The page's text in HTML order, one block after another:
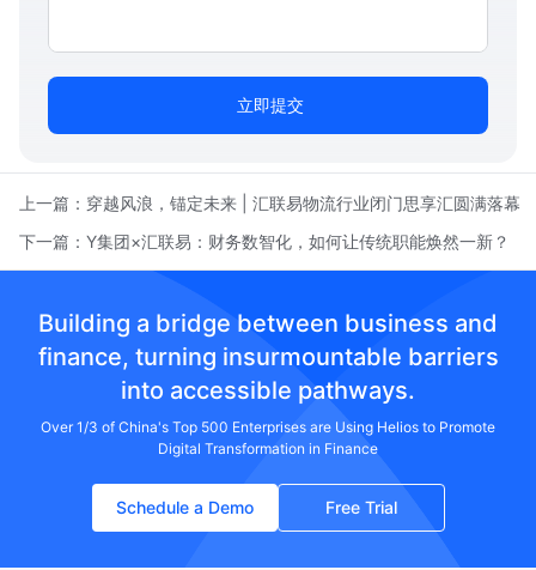
立即提交
上一篇： 穿越风浪，锚定未来 | 汇联易物流行业闭门思享汇圆满落幕
下一篇： Y集团×汇联易：财务数智化，如何让传统职能焕然一新？
Building a bridge between business and
finance, turning insurmountable barriers
into accessible pathways.
Over 1/3 of China's Top 500 Enterprises are Using Helios to Promote
Digital Transformation in Finance
Schedule a Demo Free Trial